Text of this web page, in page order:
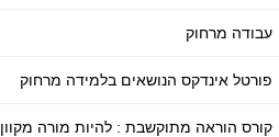
עבודה מרחוק
פורטל אינדקס הנושאים בלמידה מרחוק
קורס הוראה מתוקשבת : להיות מורה מקוון